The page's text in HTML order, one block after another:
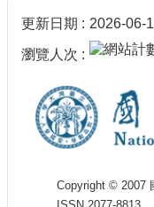
更新日期 2026-06-
瀏覽人次
Copyright © 2007 國